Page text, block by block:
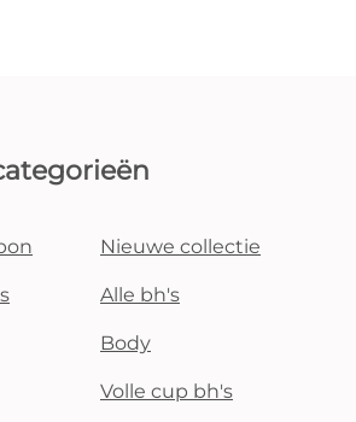
Nieuwe collectie
Alle bh's
Body
Volle cup bh's